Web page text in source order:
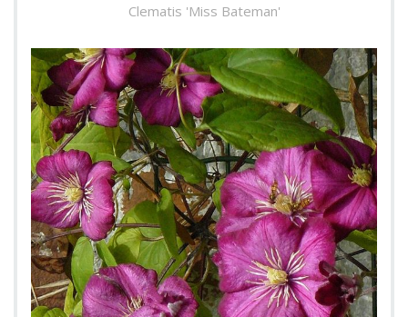
Clematis 'Miss Bateman'